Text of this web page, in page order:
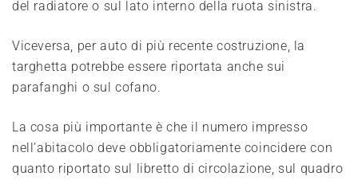
del radiatore o sul lato interno della ruota sinistra.
Viceversa, per auto di più recente costruzione, la
targhetta potrebbe essere riportata anche sui
parafanghi o sul cofano.
La cosa più importante è che il numero impresso
nell’abitacolo deve obbligatoriamente coincidere con
quanto riportato sul libretto di circolazione, sul quadro